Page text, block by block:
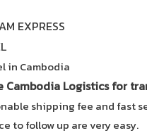
EXPRESS
in Cambodia
Cambodia Logistics for
shipping fee and fast
to follow up are very easy.